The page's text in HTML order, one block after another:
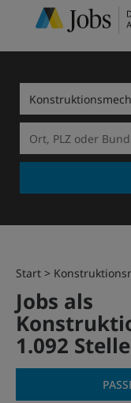
Start
Jobs als
1.092